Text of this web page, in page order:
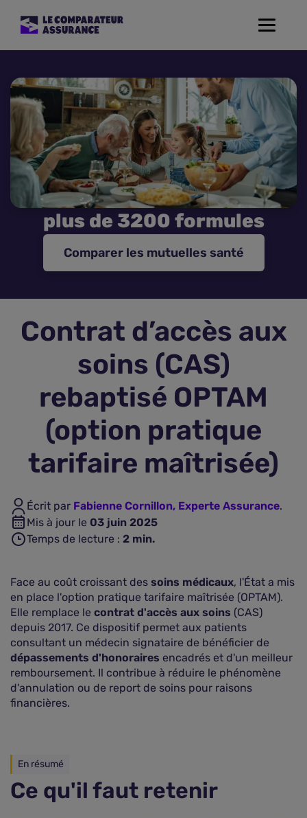
Toggle
Mutuelle Santé
Assurance Moto
Assurance Habitation
Assurance de prêt
Assurance Animaux
Assurance vie
Plus d'assurances
plus de 3200 formules
Comparer les mutuelles santé
Contrat d’accès aux
soins (CAS)
rebaptisé OPTAM
(option pratique
tarifaire maîtrisée)
Écrit par Fabienne Cornillon, Experte Assurance.
Mis à jour le 03 juin 2025
Temps de lecture : 2 min.
Face au coût croissant des soins médicaux, l'État a mis
en place l'option pratique tarifaire maîtrisée (OPTAM).
Elle remplace le contrat d'accès aux soins (CAS)
depuis 2017. Ce dispositif permet aux patients
consultant un médecin signataire de bénéficier de
dépassements d'honoraires encadrés et d'un meilleur
remboursement. Il contribue à réduire le phénomène
d'annulation ou de report de soins pour raisons
financières.
En résumé
Ce qu'il faut retenir